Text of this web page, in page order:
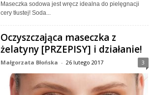
Maseczka sodowa jest wręcz idealna do pielęgnacji
cery tłustej! Soda...
Oczyszczająca maseczka z
żelatyny [PRZEPISY] i działanie!
Małgorzata Błońska - 26 lutego 2017 3